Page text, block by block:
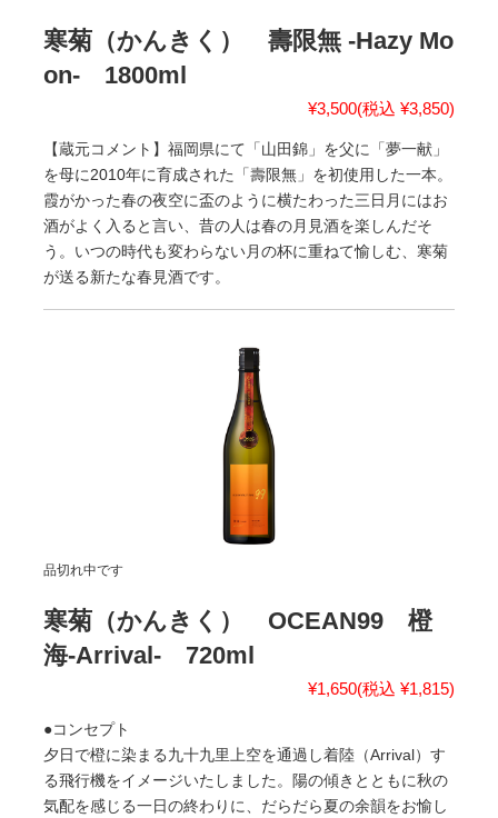
寒菊（かんきく） 壽限無 -Hazy Mo
on- 1800ml
¥3,500(税込 ¥3,850)
【蔵元コメント】福岡県にて「山田錦」を父に「夢一献」
を母に2010年に育成された「壽限無」を初使用した一本。
霞がかった春の夜空に盃のように横たわった三日月にはお
酒がよく入ると言い、昔の人は春の月見酒を楽しんだそ
う。いつの時代も変わらない月の杯に重ねて愉しむ、寒菊
が送る新たな春見酒です。
品切れ中です
寒菊（かんきく） OCEAN99 橙
海-Arrival- 720ml
¥1,650(税込 ¥1,815)
●コンセプト
夕日で橙に染まる九十九里上空を通過し着陸（Arrival）す
る飛行機をイメージいたしました。陽の傾きとともに秋の
気配を感じる一日の終わりに、だらだら夏の余韻をお愉し